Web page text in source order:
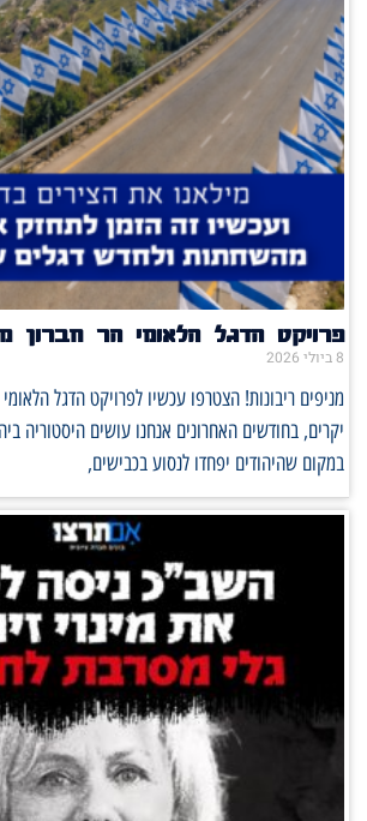
פרויקט הדגל הלאומי הר חברון
8 ביולי 2026
מניפים ריבונות! הצטרפו עכשיו לפרויקט הדגל
יקרים, בחודשים האחרונים אנחנו עושים היסטוריה
במקום שהיהודים יפחדו לנסוע בכבישים,